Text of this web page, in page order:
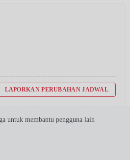
LAPORKAN PERUBAHAN JADWAL
untuk membantu pengguna lain